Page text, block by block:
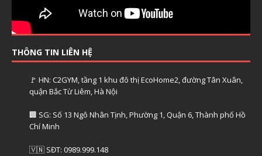
THÔNG TIN LIÊN HỆ
🚩 HN: C2GYM, tầng 1 khu đô thị EcoHome2, đường Tân Xuân,
quận Bắc Từ Liêm, Hà Nội
🏢 SG: Số 13 Ngô Nhân Tịnh, Phường 1, Quận 6, Thành phố Hồ
Chí Minh
🇻🇳 SĐT: 0989.999.148